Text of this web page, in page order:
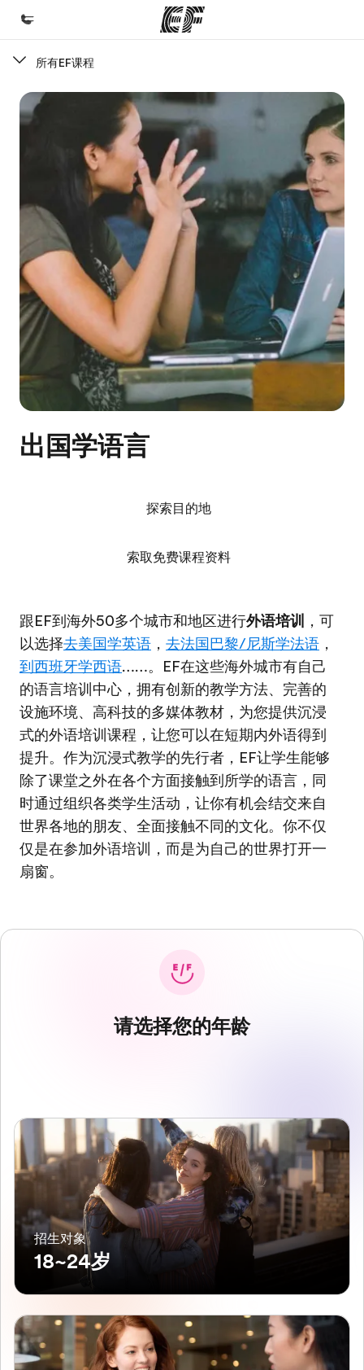
欢迎来到英孚教育
查看所有英孚提供的课程
查找您附近的办公室
关于我们
企业文化
职业发展
加入我们
所有EF课程
出国学语言
跟EF到海外50多个城市和地区进行外语培训
，可
以选择去美国学英语 ， 去法国巴黎/尼斯学法语 ，
到西班牙学西语……。EF在这些海外城市有自己
的语言培训中心，拥有创新的教学方法、完善的
设施环境、高科技的多媒体教材，为您提供沉浸
式的外语培训课程，让您可以在短期内外语得到
提升。作为沉浸式教学的先行者，EF让学生能够
除了课堂之外在各个方面接触到所学的语言，同
时通过组织各类学生活动，让你有机会结交来自
世界各地的朋友、全面接触不同的文化。你不仅
仅是在参加外语培训，而是为自己的世界打开一
扇窗。
探索目的地
索取免费课程资料
请选择您的年龄
招生对象
18~24岁